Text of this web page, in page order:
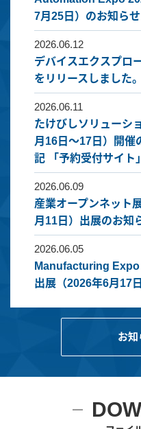
7月25日）のお知らせ
2026.06.12
デバイスエクスプロ
をリリースしました。
2026.06.11
たけびしソリューシ
月16日～17日）開
記 「予約受付サイト
2026.06.09
産業オープンネット
月11日）出展のお知
2026.06.05
Manufacturing Expo
出展（2026年6月17
お知